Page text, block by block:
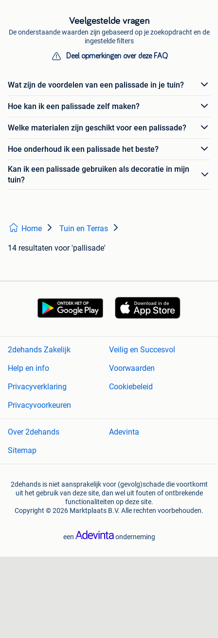
Veelgestelde vragen
De onderstaande waarden zijn gebaseerd op je zoekopdracht en de
ingestelde filters
Deel opmerkingen over deze FAQ
Wat zijn de voordelen van een palissade in je tuin?
Hoe kan ik een palissade zelf maken?
Welke materialen zijn geschikt voor een palissade?
Hoe onderhoud ik een palissade het beste?
Kan ik een palissade gebruiken als decoratie in mijn
tuin?
Home Tuin en Terras
14 resultaten voor 'pallisade'
2dehands Zakelijk
Veilig en Succesvol
Help en info
Voorwaarden
Privacyverklaring
Cookiebeleid
Privacyvoorkeuren
Over 2dehands
Adevinta
Sitemap
2dehands is niet aansprakelijk voor (gevolg)schade die voortkomt
uit het gebruik van deze site, dan wel uit fouten of ontbrekende
functionaliteiten op deze site.
Copyright © 2026 Marktplaats B.V. Alle rechten voorbehouden.
een onderneming